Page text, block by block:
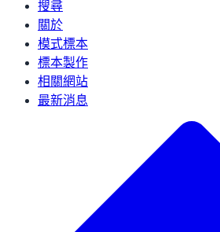
搜尋
關於
模式標本
標本製作
相關網站
最新消息